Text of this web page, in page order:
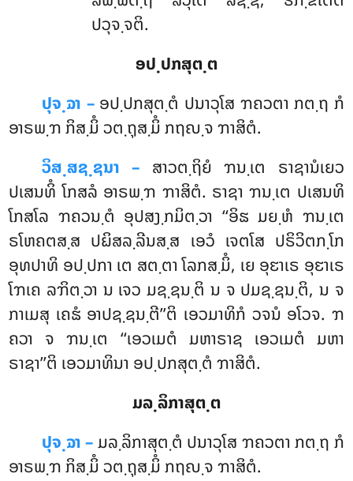
ປວຸຈ຺ຈຕິ.
ອປ຺ປກສຸຕ຺ຕ
ປຸຈ຺ຉາ –ອປ຺ປກສຸຕ຺ຕໍ ປນາວຸໂສ ຠຄວຕາ ກຕ຺ຖ ກໍ
ອາຣພ຺ຠ ກິສ຺ມິໍ ວຕ຺ຖຸສ຺ມິໍ ກຖຎ຺ຈ ຠາສິຕໍ.
ວິສ຺ສຊ຺ຊນາ – ສາວຕ຺ຖິຍໍ ຠນ຺ເຕ ຣາຊານໍເຍວ
ປເສນທິໍ ໂກສລໍ ອາຣພ຺ຠ ຠາສິຕໍ. ຣາຊາ ຠນ຺ເຕ ປເສນທິ
ໂກສໂລ ຠຄວນ຺ຕໍ ອຸປສງ຺ກມິຕ຺ວາ ‘‘ອິຘ ມຍ຺ຫໍ ຠນ຺ເຕ
ຣໂຫຄຕສ຺ສ ປຏິສລ຺ລີນສ຺ສ ເອວໍ ເຈຕໂສ ປຣິວິຕກ຺ໂກ
ອຸທປາທິ ອປ຺ປກາ ເຕ ສຕ຺ຕາ ໂລກສ຺ມິໍ, ເຍ ອຸຬາເຣ ອຸຬາເຣ
ໂຠເຄ ລຠິຕ຺ວາ ນ ເຈວ ມຊ຺ຊນ຺ຕິ ນ ຈ ປມຊ຺ຊນ຺ຕິ, ນ ຈ
ກາເມສຸ ເຄຘໍ ອາປຊ຺ຊນ຺ຕີ’’ຕິ ເອວມາທິກໍ ວຈນໍ ອໂວຈ. ຠ
ຄວາ ຈ ຠນ຺ເຕ ‘‘ເອວເມຕໍ ມຫາຣາຊ ເອວເມຕໍ ມຫາ
ຣາຊາ’’ຕິ ເອວມາທິນາ ອປ຺ປກສຸຕ຺ຕໍ ຠາສິຕໍ.
ມລ຺ລິກາສຸຕ຺ຕ
ປຸຈ຺ຉາ –ມລ຺ລິກາສຸຕ຺ຕໍ ປນາວຸໂສ ຠຄວຕາ ກຕ຺ຖ ກໍ
ອາຣພ຺ຠ ກິສ຺ມິໍ ວຕ຺ຖຸສ຺ມິໍ ກຖຎ຺ຈ ຠາສິຕໍ.